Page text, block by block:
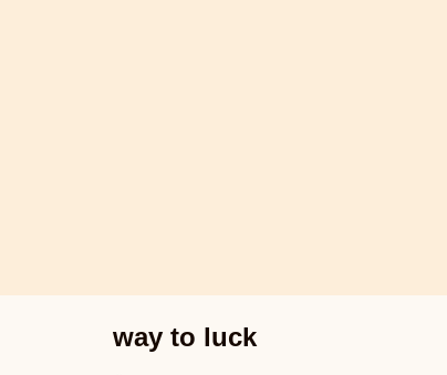
way to luck